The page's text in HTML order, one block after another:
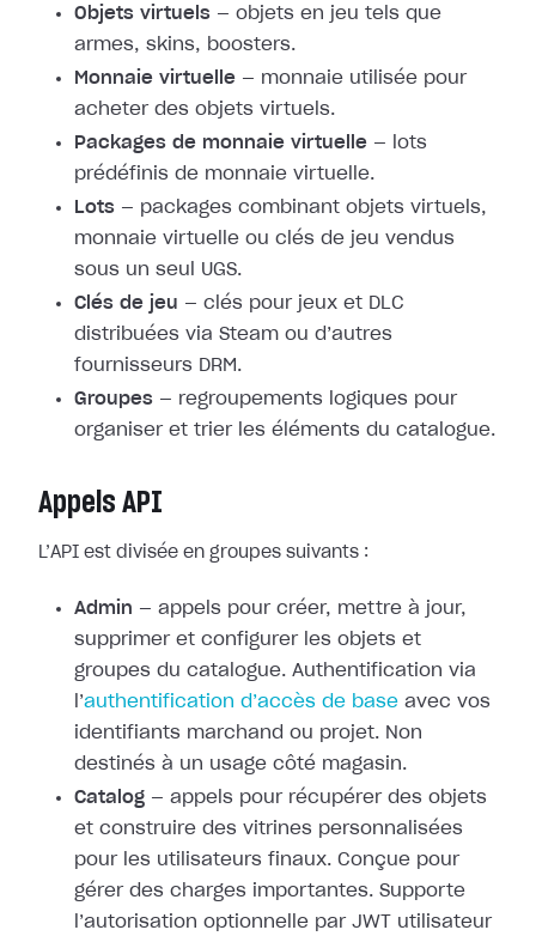
Objets virtuels — objets en jeu tels que
armes, skins, boosters.
Monnaie virtuelle — monnaie utilisée pour
acheter des objets virtuels.
Packages de monnaie virtuelle — lots
prédéfinis de monnaie virtuelle.
Lots — packages combinant objets virtuels,
monnaie virtuelle ou clés de jeu vendus
sous un seul UGS.
Clés de jeu — clés pour jeux et DLC
distribuées via Steam ou d’autres
fournisseurs DRM.
Groupes — regroupements logiques pour
organiser et trier les éléments du catalogue.
Appels API
L’API est divisée en groupes suivants :
Admin — appels pour créer, mettre à jour,
supprimer et configurer les objets et
groupes du catalogue. Authentification via
l’authentification d’accès de base avec vos
identifiants marchand ou projet. Non
destinés à un usage côté magasin.
Catalog — appels pour récupérer des objets
et construire des vitrines personnalisées
pour les utilisateurs finaux. Conçue pour
gérer des charges importantes. Supporte
l’autorisation optionnelle par JWT utilisateur